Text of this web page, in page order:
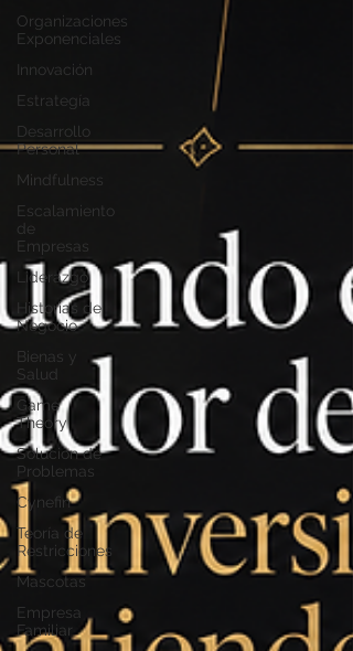
Organizaciones
Exponenciales
Innovación
Estrategía
Desarrollo
Personal
Mindfulness
Escalamiento
de
Empresas
Liderazgo
Historias de
Negocio
Bienas y
Salud
Game
Theory
Solución de
Problemas
Cynefin
Teoría de
Restricciones
Mascotas
Empresa
Familiar